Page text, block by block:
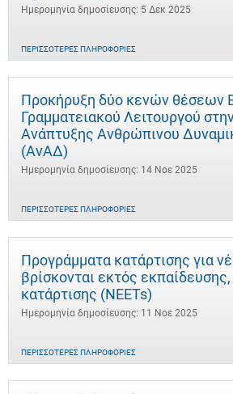
Ημερομηνία δημοσίευσης: 5 Δεκ 2025
ΠΕΡΙΣΣΌΤΕΡΕΣ ΠΛΗΡΟΦΟΡΊΕΣ
Προκήρυξη δύο κενών θέσεων
Γραμματειακού Λειτουργού
Ανάπτυξης Ανθρώπινου
(ΑνΑΔ)
Ημερομηνία δημοσίευσης: 14 Νοε 2025
ΠΕΡΙΣΣΌΤΕΡΕΣ ΠΛΗΡΟΦΟΡΊΕΣ
Προγράμματα κατάρτισης για
βρίσκονται εκτός
κατάρτισης (NEETs)
Ημερομηνία δημοσίευσης: 11 Νοε 2025
ΠΕΡΙΣΣΌΤΕΡΕΣ ΠΛΗΡΟΦΟΡΊΕΣ